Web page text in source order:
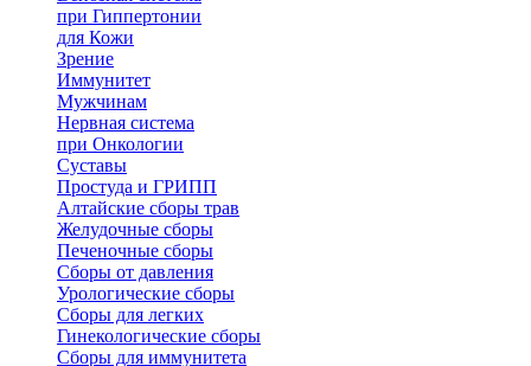
при Гиппертонии
для Кожи
Зрение
Иммунитет
Мужчинам
Нервная система
при Онкологии
Суставы
Простуда и ГРИПП
Алтайские сборы трав
Желудочные сборы
Печеночные сборы
Сборы от давления
Урологические сборы
Сборы для легких
Гинекологические сборы
Сборы для иммунитета